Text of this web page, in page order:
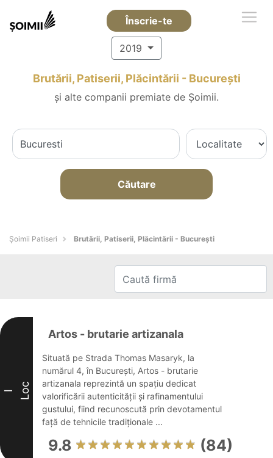
Înscrie-te
2019
Brutării, Patiserii, Plăcintării - Bucureşti
și alte companii premiate de Șoimii.
Căutare
Șoimii Patiseri Brutării, Patiserii, Plăcintării - Bucureşti
I Loc
Artos - brutarie artizanala
Situată pe Strada Thomas Masaryk, la
numărul 4, în București, Artos - brutarie
artizanala reprezintă un spațiu dedicat
valorificării autenticității și rafinamentului
gustului, fiind recunoscută prin devotamentul
față de tehnicile tradiționale ...
9.8 (84)